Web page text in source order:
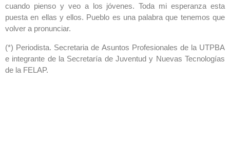
cuando pienso y veo a los jóvenes. Toda mi esperanza esta
puesta en ellas y ellos. Pueblo es una palabra que tenemos que
volver a pronunciar.
(*) Periodista. Secretaria de Asuntos Profesionales de la UTPBA
e integrante de la Secretaría de Juventud y Nuevas Tecnologías
de la FELAP.